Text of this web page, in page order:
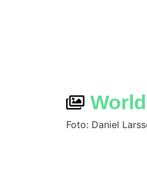
Foto: Daniel